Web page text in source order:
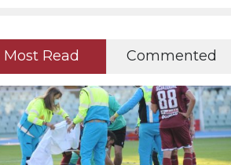
Most Read Commented